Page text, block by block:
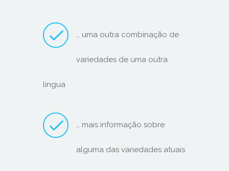
… uma outra combinação de
variedades de uma outra
língua
… mais informação sobre
alguma das variedades atuais